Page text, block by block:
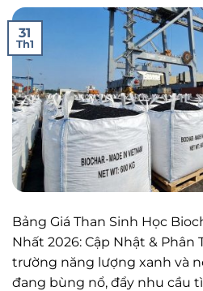
31
Th1
Bảng Giá Than Sinh Học
Nhất 2026: Cập Nhật & Phân
trường năng lượng xanh và
đang bùng nổ, đẩy nhu cầu